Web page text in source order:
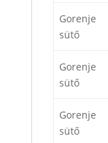
Gorenje
sütő
Gorenje
sütő
Gorenje
sütő